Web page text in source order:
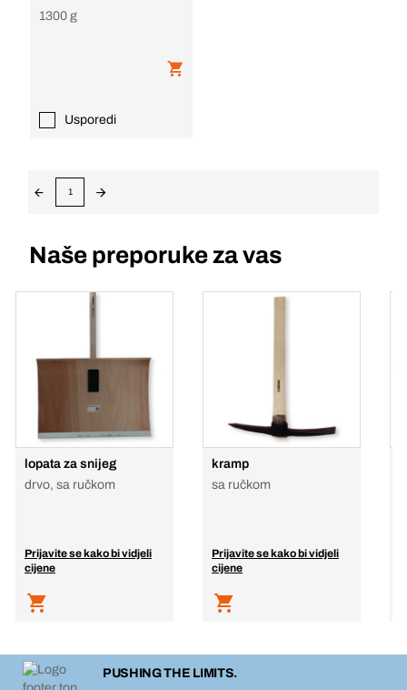
1300 g
Usporedi
1
Naše preporuke za vas
lopata za snijeg
drvo, sa ručkom
Prijavite se kako bi vidjeli
cijene
kramp
sa ručkom
Prijavite se kako bi vidjeli
cijene
PUSHING THE LIMITS.